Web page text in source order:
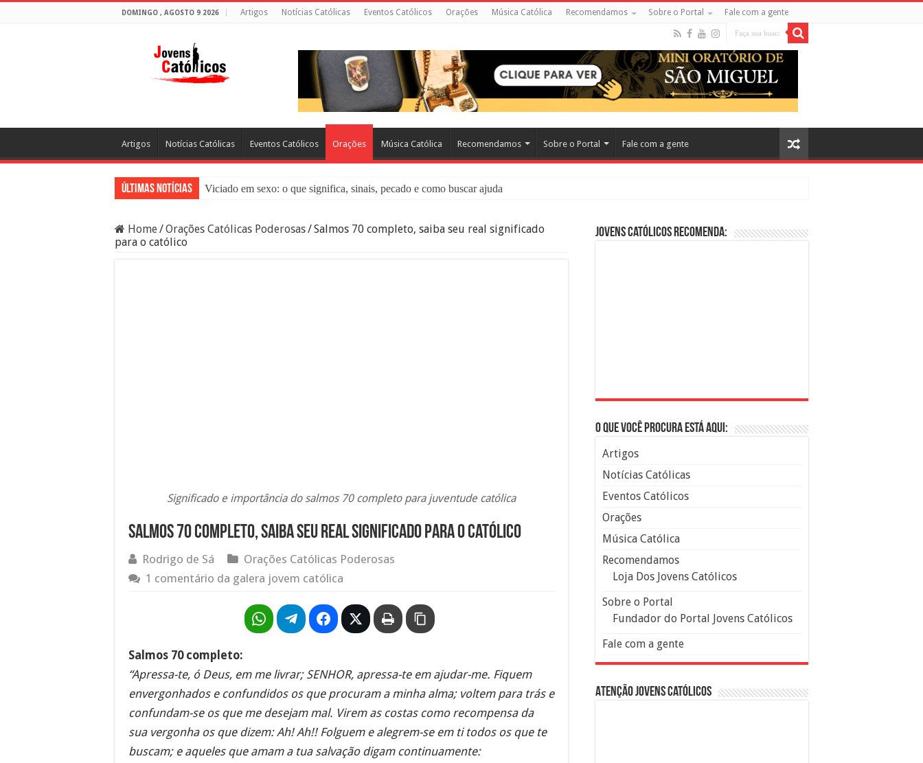
DOMINGO , AGOSTO 9 2026 Artigos Notícias Católicas Eventos Católicos Orações Música Católica Recomendamos Sobre o Portal Fale com a gente
Artigos Notícias Católicas Eventos Católicos Orações Música Católica Recomendamos Sobre o Portal Fale com a gente
Últimas Notícias
Viciado em sexo: o que significa, sinais, pecado e como buscar ajuda
Filme Sagrado Coração – Seu Reino Não Terá Fim: O Documentário Que Vai Tocar os Católicos no Cinema
Home/Orações Católicas Poderosas/Salmos 70 completo, saiba seu real significado
para o católico
Significado e importância do salmos 70 completo para juventude católica
Salmos 70 completo, saiba seu real significado para o católico
Rodrigo de Sá
Orações Católicas Poderosas
1 comentário da galera jovem católica
Salmos 70 completo:
“Apressa-te, ó Deus, em me livrar; SENHOR, apressa-te em ajudar-me. Fiquem
envergonhados e confundidos os que procuram a minha alma; voltem para trás e
confundam-se os que me desejam mal. Virem as costas como recompensa da
sua vergonha os que dizem: Ah! Ah!! Folguem e alegrem-se em ti todos os que te
buscam; e aqueles que amam a tua salvação digam continuamente:
Jovens Católicos Recomenda:
O que você procura está aqui:
Artigos
Notícias Católicas
Eventos Católicos
Orações
Música Católica
Recomendamos
Loja Dos Jovens Católicos
Sobre o Portal
Fundador do Portal Jovens Católicos
Fale com a gente
Atenção Jovens Católicos